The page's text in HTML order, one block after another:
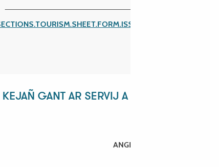
KEJAÑ GANT AR SERVIJ A ZEU !
ANGÉLIQUE